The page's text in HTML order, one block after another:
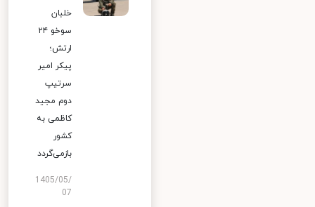
خلبان
سوخو ۲۴
ارتش؛
پیکر امیر
سرتیپ
دوم مجید
کاظمی به
کشور
بازمی‌گردد
1405/05/
07